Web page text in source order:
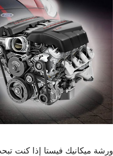
ورشة ميكانيك فيستا إذا كنت